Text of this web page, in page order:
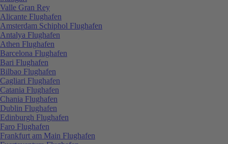
Valle Gran Rey
Alicante Flughafen
Amsterdam Schiphol Flughafen
Antalya Flughafen
Athen Flughafen
Barcelona Flughafen
Bari Flughafen
Bilbao Flughafen
Cagliari Flughafen
Catania Flughafen
Chania Flughafen
Dublin Flughafen
Edinburgh Flughafen
Faro Flughafen
Frankfurt am Main Flughafen